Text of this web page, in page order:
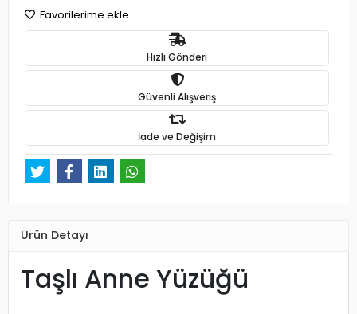
Favorilerime ekle
Hızlı Gönderi
Güvenli Alışveriş
İade ve Değişim
Ürün Detayı
Taşlı Anne Yüzüğü